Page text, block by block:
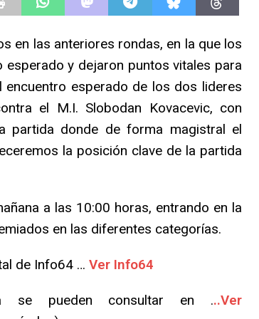
en las anteriores rondas, en la que los
y dejaron puntos vitales para
esperado de los dos lideres
el M.I. Slobodan Kovacevic, con
partida donde de forma magistral el
la posición clave de la partida
a las 10:00 horas, entrando en la
en las diferentes categorías.
de Info64 … Ver Info64
se pueden consultar en ...Ver